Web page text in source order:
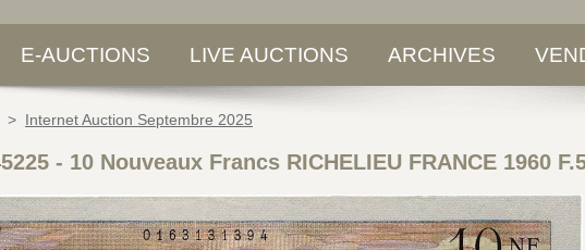
E-AUCTIONS LIVE AUCTIONS ARCHIVES
> Internet Auction Septembre 2025
- 10 Nouveaux Francs RICHELIEU FRANCE 1960